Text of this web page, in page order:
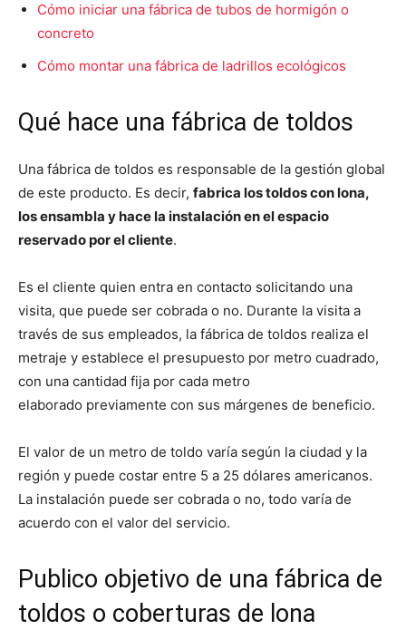
Cómo iniciar una fábrica de tubos de hormigón o
concreto
Cómo montar una fábrica de ladrillos ecológicos
Qué hace una fábrica de toldos
Una fábrica de toldos es responsable de la gestión global
de este producto. Es decir, fabrica los toldos con lona,
los ensambla y hace la instalación en el espacio
reservado por el cliente.
Es el cliente quien entra en contacto solicitando una
visita, que puede ser cobrada o no. Durante la visita a
través de sus empleados, la fábrica de toldos realiza el
metraje y establece el presupuesto por metro cuadrado,
con una cantidad fija por cada metro
elaborado previamente con sus márgenes de beneficio.
El valor de un metro de toldo varía según la ciudad y la
región y puede costar entre 5 a 25 dólares americanos.
La instalación puede ser cobrada o no, todo varía de
acuerdo con el valor del servicio.
Publico objetivo de una fábrica de
toldos o coberturas de lona